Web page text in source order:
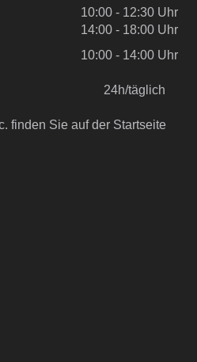
10:00 - 12:30 Uhr
14:00 - 18:00 Uhr
10:00 - 14:00 Uhr
24h/täglich
finden Sie auf der Startseite